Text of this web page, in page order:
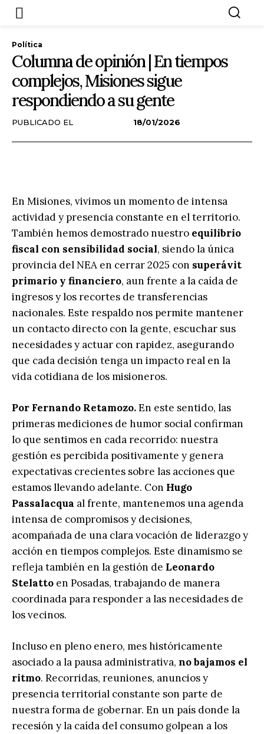
Política
Columna de opinión | En tiempos
complejos, Misiones sigue
respondiendo a su gente
PUBLICADO EL 18/01/2026
En Misiones, vivimos un momento de intensa
actividad y presencia constante en el territorio.
También hemos demostrado nuestro equilibrio
fiscal con sensibilidad social, siendo la única
provincia del NEA en cerrar 2025 con superávit
primario y financiero, aun frente a la caída de
ingresos y los recortes de transferencias
nacionales. Este respaldo nos permite mantener
un contacto directo con la gente, escuchar sus
necesidades y actuar con rapidez, asegurando
que cada decisión tenga un impacto real en la
vida cotidiana de los misioneros.
Por Fernando Retamozo.En este sentido, las
primeras mediciones de humor social confirman
lo que sentimos en cada recorrido: nuestra
gestión es percibida positivamente y genera
expectativas crecientes sobre las acciones que
estamos llevando adelante. Con Hugo
Passalacqua al frente, mantenemos una agenda
intensa de compromisos y decisiones,
acompañada de una clara vocación de liderazgo y
acción en tiempos complejos. Este dinamismo se
refleja también en la gestión de Leonardo
Stelatto en Posadas, trabajando de manera
coordinada para responder a las necesidades de
los vecinos.
Incluso en pleno enero, mes históricamente
asociado a la pausa administrativa, no bajamos el
ritmo. Recorridas, reuniones, anuncios y
presencia territorial constante son parte de
nuestra forma de gobernar. En un país donde la
recesión y la caída del consumo golpean a los